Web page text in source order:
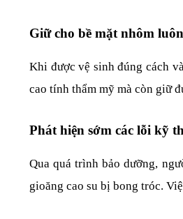
Giữ cho bề mặt nhôm
Khi được vệ sinh đúng cách
cao tính thẩm mỹ mà còn giữ
Phát hiện sớm các lỗi kỹ
Qua quá trình bảo dưỡng,
gioăng cao su bị bong tróc.